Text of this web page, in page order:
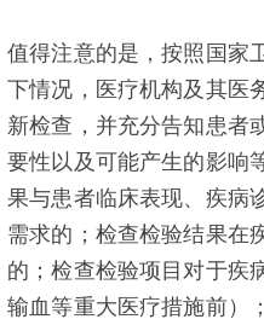
值得注意的是，按照国家
下情况，医疗机构及其医
新检查，并充分告知患者
要性以及可能产生的影响
果与患者临床表现、疾病
需求的；检查检验结果在
的；检查检验项目对于疾
输血等重大医疗措施前）